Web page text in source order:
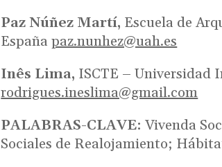
Paz Núñez Martí, Escuela de
Españapaz.nunhez@uah.es
Inês Lima, ISCTE – Universidad
rodrigues.ineslima@gmail.com
PALABRAS-CLAVE:Vivenda
Sociales de Realojamiento;